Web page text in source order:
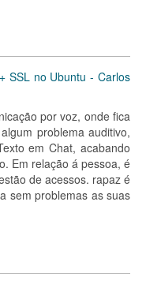
SSL no Ubuntu - Carlos
por voz, onde fica
problema auditivo,
em Chat, acabando
Em relação á pessoa, é
de acessos. rapaz é
sem problemas as suas